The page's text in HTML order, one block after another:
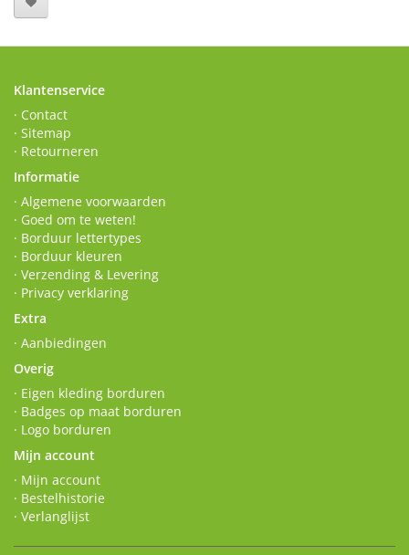
Klantenservice
· Contact
· Sitemap
· Retourneren
Informatie
· Algemene voorwaarden
· Goed om te weten!
· Borduur lettertypes
· Borduur kleuren
· Verzending & Levering
· Privacy verklaring
Extra
· Aanbiedingen
Overig
· Eigen kleding borduren
· Badges op maat borduren
· Logo borduren
Mijn account
· Mijn account
· Bestelhistorie
· Verlanglijst